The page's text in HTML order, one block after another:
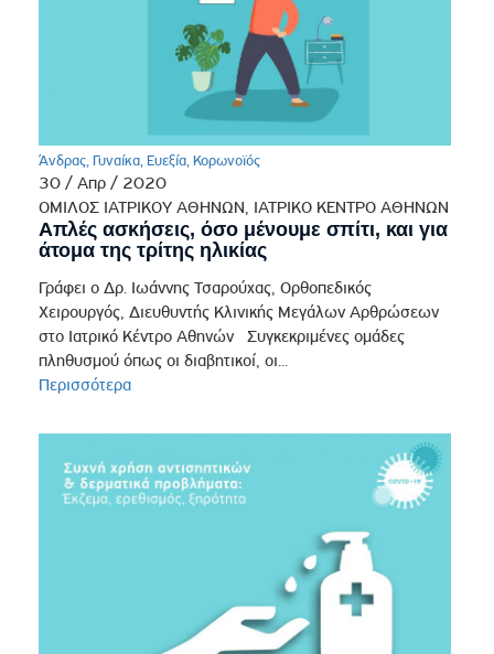
Άνδρας, Γυναίκα, Ευεξία,Κορωνοϊός
30 / Απρ / 2020
ΟΜΙΛΟΣ ΙΑΤΡΙΚΟΥ ΑΘΗΝΩΝ, ΙΑΤΡΙΚΟ ΚΕΝΤΡΟ ΑΘΗΝΩΝ
Απλές ασκήσεις, όσο μένουμε σπίτι, και για
άτομα της τρίτης ηλικίας
Γράφει ο Δρ. Ιωάννης Τσαρούχας, Ορθοπεδικός
Χειρουργός, Διευθυντής Κλινικής Μεγάλων Αρθρώσεων
στο Ιατρικό Κέντρο Αθηνών Συγκεκριμένες ομάδες
πληθυσμού όπως οι διαβητικοί, οι...
Περισσότερα